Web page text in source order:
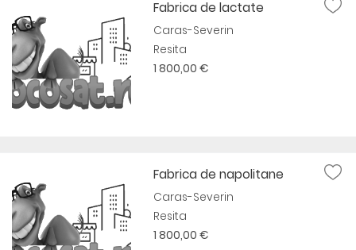
Fabrica de lactate
Caras-Severin
Resita
1 800,00 €
Fabrica de napolitane
Caras-Severin
Resita
1 800,00 €